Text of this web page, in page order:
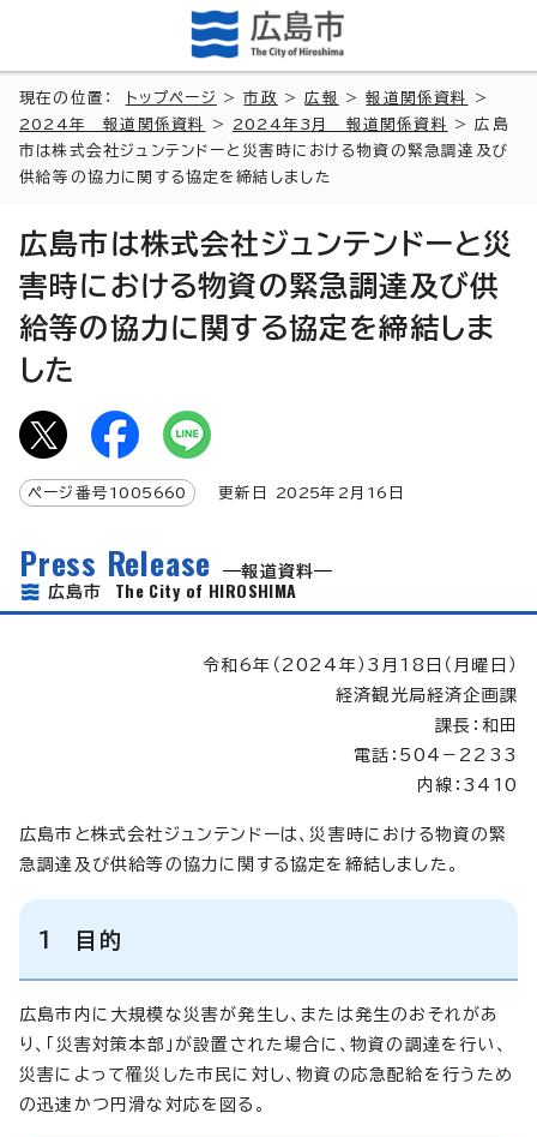
現在の位置： トップページ >市政 >広報 >報道関係資料
>
2024年 報道関係資料
> 2024年3月 報道関係資料
> 広島
市は株式会社ジュンテンドーと災害時における物資の緊急調達及び
供給等の協力に関する協定を締結しました
広島市は株式会社ジュンテンドーと災
害時における物資の緊急調達及び供
給等の協力に関する協定を締結しま
した
ページ番号 1005660 更新日 2025年2月 16 日
Press Release
報道資料
広島市 The City of HIROSHIMA
令和6年（2024年）3月18日（月曜日）
経済観光局経済企画課
課長：和田
電話：504－2233
内線：3410
広島市と株式会社ジュンテンドーは、災害時における物資の緊
急調達及び供給等の協力に関する協定を締結しました。
1 目的
広島市内に大規模な災害が発生し、または発生のおそれがあ
り、「災害対策本部」が設置された場合に、物資の調達を行い、
災害によって罹災した市民に対し、物資の応急配給を行うため
の迅速かつ円滑な対応を図る。